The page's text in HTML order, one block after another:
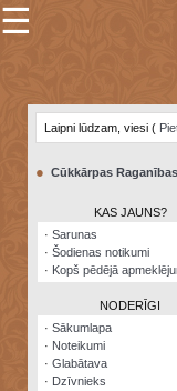
×
Šodienas
notikumi
Visatcera
almanahs
☰
Laipni lūdzam, viesi (
● Cūkkārpas
KAS JAUNS?
· Sarunas
· Šodienas notikumi
· Kopš pēdējā
NODERĪGI
· Sākumlapa
· Noteikumi
· Glabātava
· Dzīvnieks